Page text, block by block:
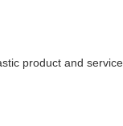
product and